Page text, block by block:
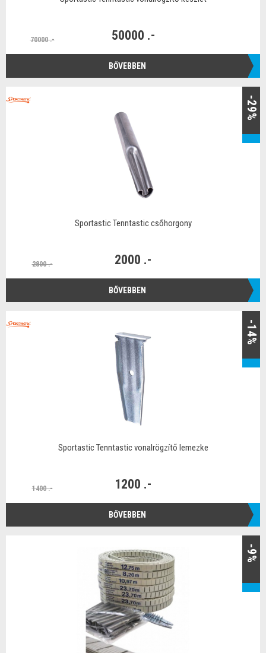
70000 .- 50000 .-
BŐVEBBEN
-29%
Sportastic Tenntastic csőhorgony
2800 .- 2000 .-
BŐVEBBEN
-14%
Sportastic Tenntastic vonalrögzítő lemezke
1400 .- 1200 .-
BŐVEBBEN
-9%